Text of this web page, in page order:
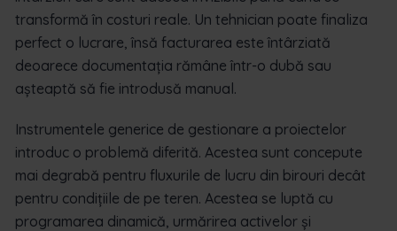
transformă în costuri reale. Un tehnician poate finaliza
perfect o lucrare, însă facturarea este întârziată
deoarece documentația rămâne într-o dubă sau
așteaptă să fie introdusă manual.
Instrumentele generice de gestionare a proiectelor
introduc o problemă diferită. Acestea sunt concepute
mai degrabă pentru fluxurile de lucru din birouri decât
pentru condițiile de pe teren. Acestea se luptă cu
programarea dinamică, urmărirea activelor și